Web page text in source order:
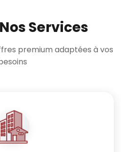
Services
premium adaptées à vos